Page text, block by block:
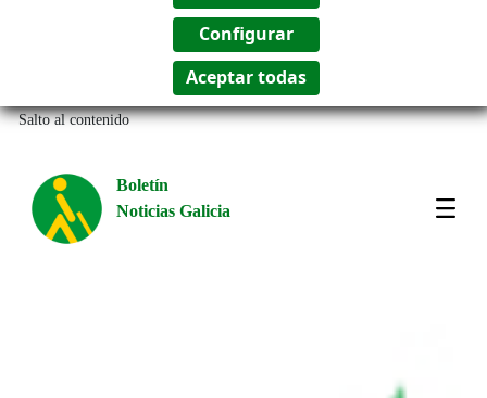
Salto al contenido
Boletín
Noticias Galicia